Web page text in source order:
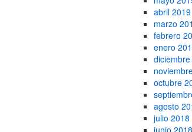
abril 2019
marzo
febrero
enero
octubre
agosto
julio 2018
junio 2018